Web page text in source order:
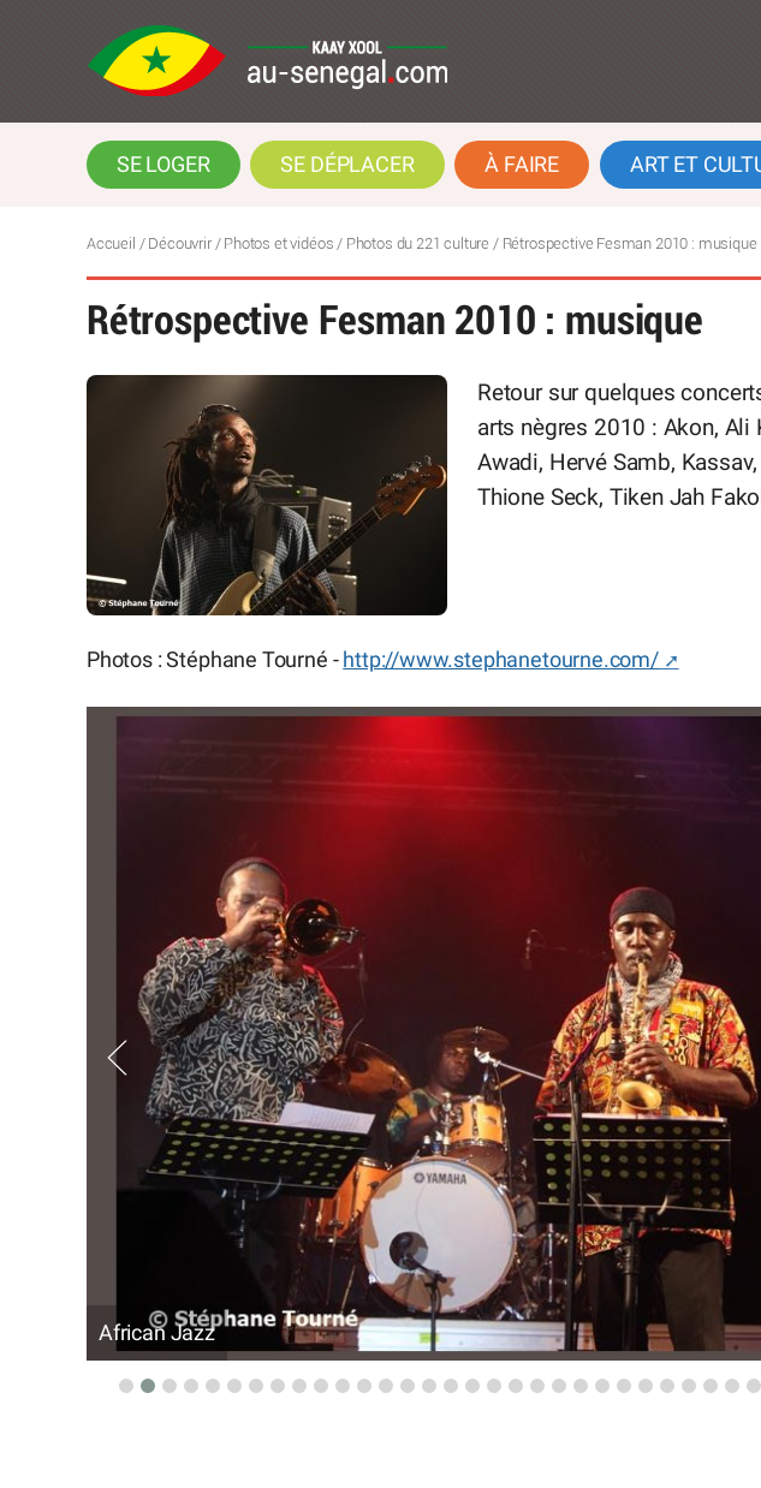
SE LOGER SE DÉPLACER À FAIRE ART ET
Accueil / Découvrir/ Photos et vidéos / Photos du 221 culture / Rétrospective Fesman 2010 : musique
Rétrospective Fesman 2010 : musique
Retour sur quelques
arts nègres 2010 : Akon, Ali
Awadi, Hervé Samb,
Thione Seck, Tiken Jah
Photos : Stéphane Tourné - http://www.stephanetourne.com/
African Jazz